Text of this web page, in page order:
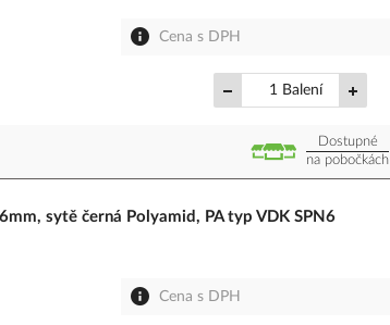
Cena s DPH
Balení
Dostupné
na pobočkách
sytě černá Polyamid, PA typ VDK SPN6
Cena s DPH